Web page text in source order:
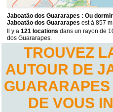
Jaboatão dos Guararapes : Ou dormir
Jaboatão dos Guararapes est à 857
Il y a121 locations dans un rayon de
dos Guararapes.
TROUVEZ
AUTOUR DE
DE VOUS